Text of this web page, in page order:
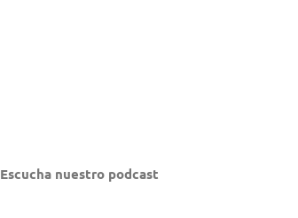
Escucha nuestro podcast